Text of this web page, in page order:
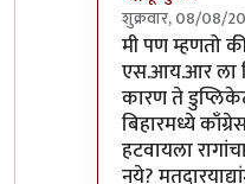
शुक्रवार, 08/08/
In reply to
मी पण म्हणतो
एस.आय.आर ला
कारण ते
बिहारमध्ये
हटवायला
नये?